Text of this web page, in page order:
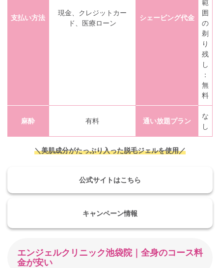
支払い方法
現金、クレジットカー
ド、医療ローン
シェービング代金
範
囲
の
剃
り
残
し
：
無
料
麻酔 有料 通い放題プラン
な
し
＼美肌成分がたっぷり入った脱毛ジェルを使用／
公式サイトはこちら
キャンペーン情報
エンジェルクリニック池袋院｜全身のコース料
金が安い